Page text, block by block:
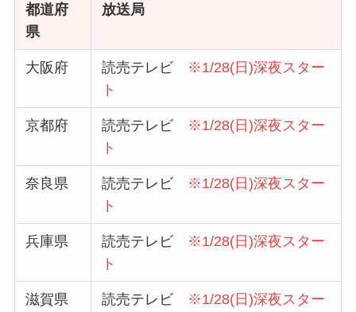
都道府
県
放送局
大阪府 読売テレビ ※1/28(日)深夜スター
ト
京都府 読売テレビ ※1/28(日)深夜スター
ト
奈良県 読売テレビ ※1/28(日)深夜スター
ト
兵庫県 読売テレビ ※1/28(日)深夜スター
ト
滋賀県 読売テレビ ※1/28(日)深夜スター